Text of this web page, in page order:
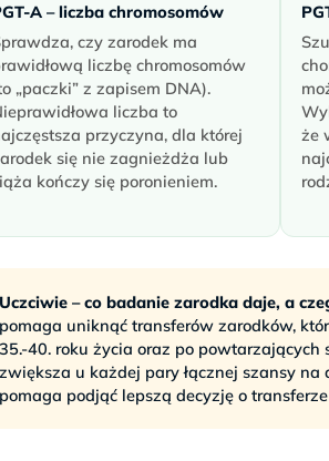
A – liczba chromosomów
czy zarodek ma
liczbę chromosomów
„paczki” z zapisem DNA).
liczba to
przyczyna, dla której
się nie zagnieżdża lub
kończy się poronieniem.
że
Uczciwie – co badanie zarodka daje, a
pomaga uniknąć transferów zarodków,
35.-40. roku życia oraz po powtarzających
zwiększa u każdej pary łącznej szansy
pomaga podjąć lepszą decyzję o